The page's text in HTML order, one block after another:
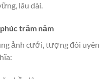
lâu dài.
trăm năm
ảnh cưới, tượng đôi uyên